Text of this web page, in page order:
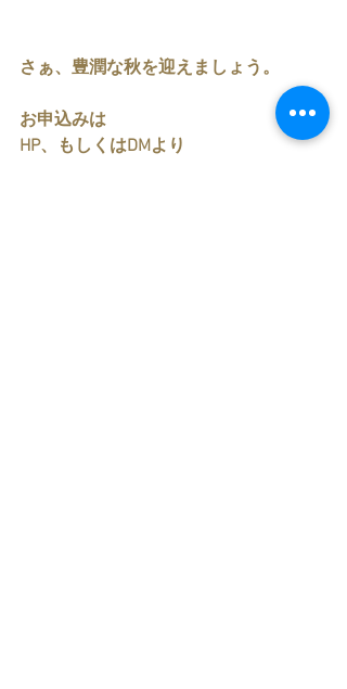
さぁ、豊潤な秋を迎えましょう。
お申込みは
HP、もしくはDMより